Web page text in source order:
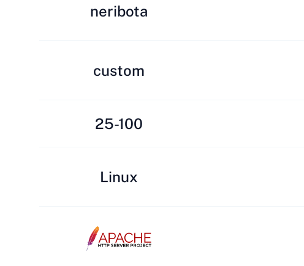
neribota
custom
25-100
Linux